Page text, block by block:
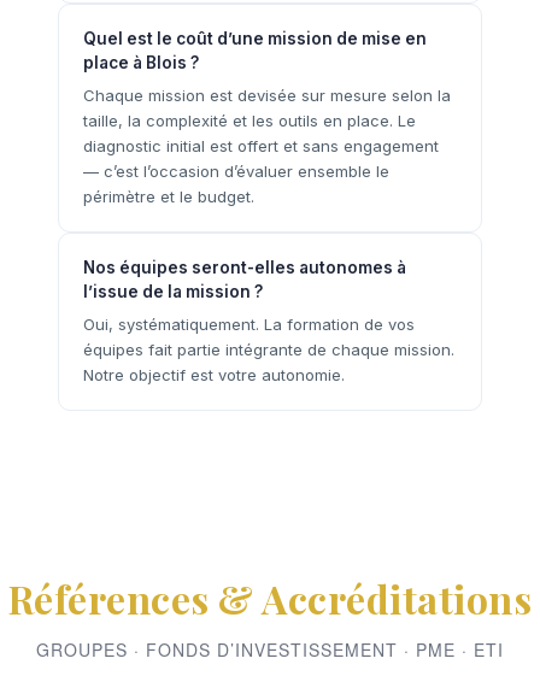
Quel est le coût d’une mission de mise en
place à Blois ?
Chaque mission est devisée sur mesure selon la
taille, la complexité et les outils en place. Le
diagnostic initial est offert et sans engagement
— c’est l’occasion d’évaluer ensemble le
périmètre et le budget.
Nos équipes seront-elles autonomes à
l’issue de la mission ?
Oui, systématiquement. La formation de vos
équipes fait partie intégrante de chaque mission.
Notre objectif est votre autonomie.
Références & Accréditations
GROUPES · FONDS D’INVESTISSEMENT · PME · ETI